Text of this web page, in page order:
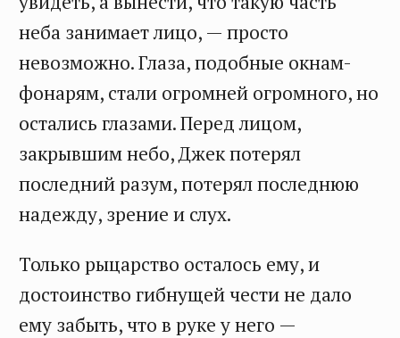
неба занимает лицо, — просто
невозможно. Глаза, подобные окнам-
фонарям, стали огромней огромного, но
остались глазами. Перед лицом,
закрывшим небо, Джек потерял
последний разум, потерял последнюю
надежду, зрение и слух.
Только рыцарство осталось ему, и
достоинство гибнущей чести не дало
ему забыть, что в руке у него —